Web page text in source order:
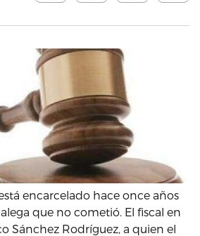
encarcelado hace once años
que no cometió. El fiscal en
Sánchez Rodríguez, a quien el